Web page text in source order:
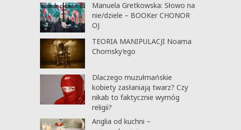
Manuela Gretkowska: Słowo na
nie/dziele – BOOKer CHONOR
OJ
TEORIA MANIPULACJI Noama
Chomsky’ego
Dlaczego muzułmańskie
kobiety zasłaniają twarz? Czy
nikab to faktycznie wymóg
religii?
Anglia od kuchni –